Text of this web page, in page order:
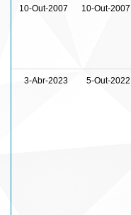
10-Out-2007 10-Out-2007
3-Abr-2023 5-Out-2022